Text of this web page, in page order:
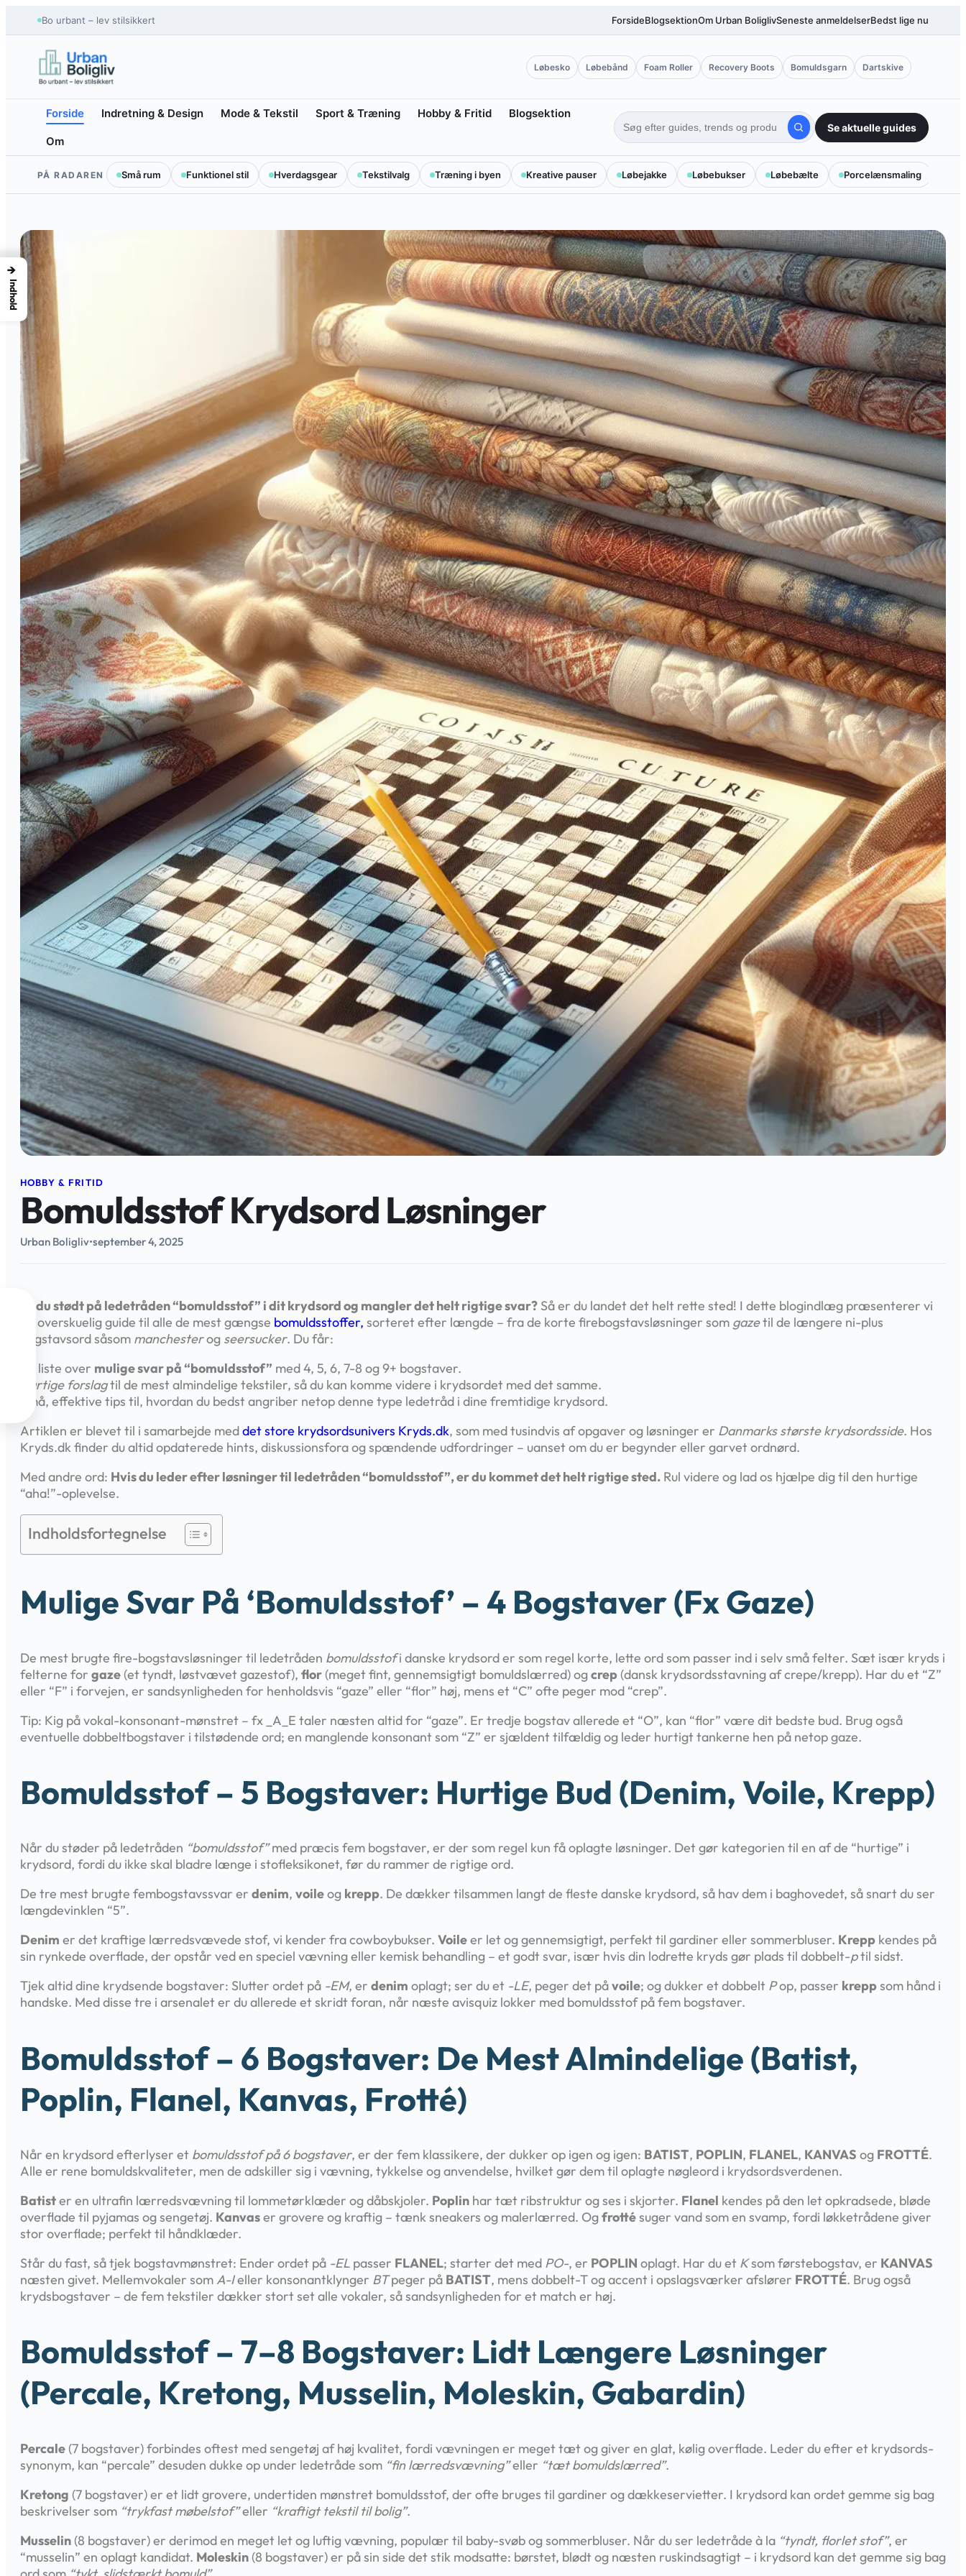
indhold
Bo urbant – lev stilsikkert ForsideBlogsektionOm Urban BoliglivSeneste anmeldelserBedst lige nu
Løbesko Løbebånd Foam Roller Recovery Boots Bomuldsgarn Dartskive
Forside Indretning & Design Mode & Tekstil Sport & Træning Hobby & Fritid Blogsektion
Om
Se aktuelle guides
PÅ RADAREN Små rum Funktionel stil Hverdagsgear Tekstilvalg Træning i byen Kreative pauser Løbejakke Løbebukser Løbebælte Porcelænsmaling
HOBBY & FRITID
Bomuldsstof Krydsord Løsninger
Urban Boligliv•september 4, 2025
Er du stødt på ledetråden “bomuldsstof” i dit krydsord og mangler det helt rigtige svar? Så er du landet det helt rette sted! I dette blogindlæg præsenterer vi
en overskuelig guide til alle de mest gængse bomuldsstoffer, sorteret efter længde – fra de korte firebogstavsløsninger som gazetil de længere ni-plus
bogstavsord såsom manchesterog seersucker. Du får:
En liste over mulige svar på “bomuldsstof” med 4, 5, 6, 7-8 og 9+ bogstaver.
Hurtige forslagtil de mest almindelige tekstiler, så du kan komme videre i krydsordet med det samme.
Små, effektive tips til, hvordan du bedst angriber netop denne type ledetråd i dine fremtidige krydsord.
Artiklen er blevet til i samarbejde meddet store krydsordsunivers Kryds.dk, som med tusindvis af opgaver og løsninger er Danmarks største krydsordsside. Hos
Kryds.dk finder du altid opdaterede hints, diskussionsfora og spændende udfordringer – uanset om du er begynder eller garvet ordnørd.
Med andre ord: Hvis du leder efter løsninger til ledetråden “bomuldsstof”, er du kommet det helt rigtige sted. Rul videre og lad os hjælpe dig til den hurtige
“aha!”-oplevelse.
Indholdsfortegnelse
Mulige Svar På ‘bomuldsstof’ – 4 Bogstaver (fx Gaze)
De mest brugte fire-bogstavsløsninger til ledetråden bomuldsstofi danske krydsord er som regel korte, lette ord som passer ind i selv små felter. Sæt især kryds i
felterne for gaze (et tyndt, løstvævet gazestof), flor (meget fint, gennemsigtigt bomuldslærred) ogcrep (dansk krydsordsstavning af crepe/krepp). Har du et “Z”
eller “F” i forvejen, er sandsynligheden for henholdsvis “gaze” eller “flor” høj, mens et “C” ofte peger mod “crep”.
Tip: Kig på vokal-konsonant-mønstret – fx _A_E taler næsten altid for “gaze”. Er tredje bogstav allerede et “O”, kan “flor” være dit bedste bud. Brug også
eventuelle dobbeltbogstaver i tilstødende ord; en manglende konsonant som “Z” er sjældent tilfældig og leder hurtigt tankerne hen på netop gaze.
Bomuldsstof – 5 Bogstaver: Hurtige Bud (denim, Voile, Krepp)
Når du støder på ledetråden “bomuldsstof”med præcis fem bogstaver, er der som regel kun få oplagte løsninger. Det gør kategorien til en af de “hurtige” i
krydsord, fordi du ikke skal bladre længe i stofleksikonet, før du rammer de rigtige ord.
De tre mest brugte fembogstavssvar er denim, voileog krepp. De dækker tilsammen langt de fleste danske krydsord, så hav dem i baghovedet, så snart du ser
længdevinklen “5”.
Denim er det kraftige lærredsvævede stof, vi kender fra cowboybukser. Voileer let og gennemsigtigt, perfekt til gardiner eller sommerbluser. Krepp kendes på
sin rynkede overflade, der opstår ved en speciel vævning eller kemisk behandling – et godt svar, især hvis din lodrette kryds gør plads til dobbelt-ptil sidst.
Tjek altid dine krydsende bogstaver: Slutter ordet på -EM, er denim oplagt; ser du et -LE, peger det påvoile; og dukker et dobbelt Pop, passer kreppsom hånd i
handske. Med disse tre i arsenalet er du allerede et skridt foran, når næste avisquiz lokker med bomuldsstof på fem bogstaver.
Bomuldsstof – 6 Bogstaver: De Mest Almindelige (batist,
Poplin, Flanel, Kanvas, Frotté)
Når en krydsord efterlyser et bomuldsstof på 6 bogstaver, er der fem klassikere, der dukker op igen og igen: BATIST, POPLIN, FLANEL, KANVAS og FROTTÉ.
Alle er rene bomuldskvaliteter, men de adskiller sig i vævning, tykkelse og anvendelse, hvilket gør dem til oplagte nøgleord i krydsordsverdenen.
Batister en ultrafin lærredsvævning til lommetørklæder og dåbskjoler. Poplin har tæt ribstruktur og ses i skjorter. Flanel kendes på den let opkradsede, bløde
overflade til pyjamas og sengetøj. Kanvaser grovere og kraftig – tænk sneakers og malerlærred. Ogfrottésuger vand som en svamp, fordi løkketrådene giver
stor overflade; perfekt til håndklæder.
Står du fast, så tjek bogstavmønstret: Ender ordet på -EL passer FLANEL; starter det med PO-, er POPLIN oplagt. Har du et Ksom førstebogstav, er KANVAS
næsten givet. Mellemvokaler som A-Ieller konsonantklynger BTpeger på BATIST, mens dobbelt-T og accent i opslagsværker afslører FROTTÉ. Brug også
krydsbogstaver – de fem tekstiler dækker stort set alle vokaler, så sandsynligheden for et match er høj.
Bomuldsstof – 7–8 Bogstaver: Lidt Længere Løsninger
(percale, Kretong, Musselin, Moleskin, Gabardin)
Percale (7 bogstaver) forbindes oftest med sengetøj af høj kvalitet, fordi vævningen er meget tæt og giver en glat, kølig overflade. Leder du efter et krydsords-
synonym, kan “percale” desuden dukke op under ledetråde som “fin lærredsvævning”eller “tæt bomuldslærred”.
Kretong (7 bogstaver) er et lidt grovere, undertiden mønstret bomuldsstof, der ofte bruges til gardiner og dækkeservietter. I krydsord kan ordet gemme sig bag
beskrivelser som “trykfast møbelstof”eller “kraftigt tekstil til bolig”.
Musselin (8 bogstaver) er derimod en meget let og luftig vævning, populær til baby-svøb og sommerbluser. Når du ser ledetråde à la “tyndt, florlet stof”, er
“musselin” en oplagt kandidat. Moleskin (8 bogstaver) er på sin side det stik modsatte: børstet, blødt og næsten ruskindsagtigt – i krydsord kan det gemme sig bag
→
Indhold